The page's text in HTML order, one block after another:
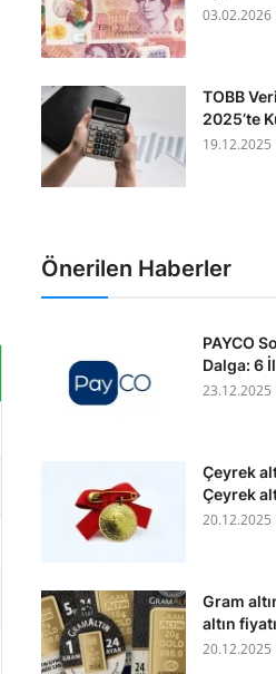
03.02.2026
TOBB
2025’te
19.12.2025
Önerilen Haberler
PAYCO
Dalga: 6
23.12.2025
Çeyrek
Çeyrek
20.12.2025
Gram
altın
20.12.2025